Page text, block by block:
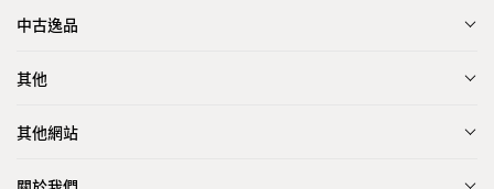
中古逸品
其他
其他網站